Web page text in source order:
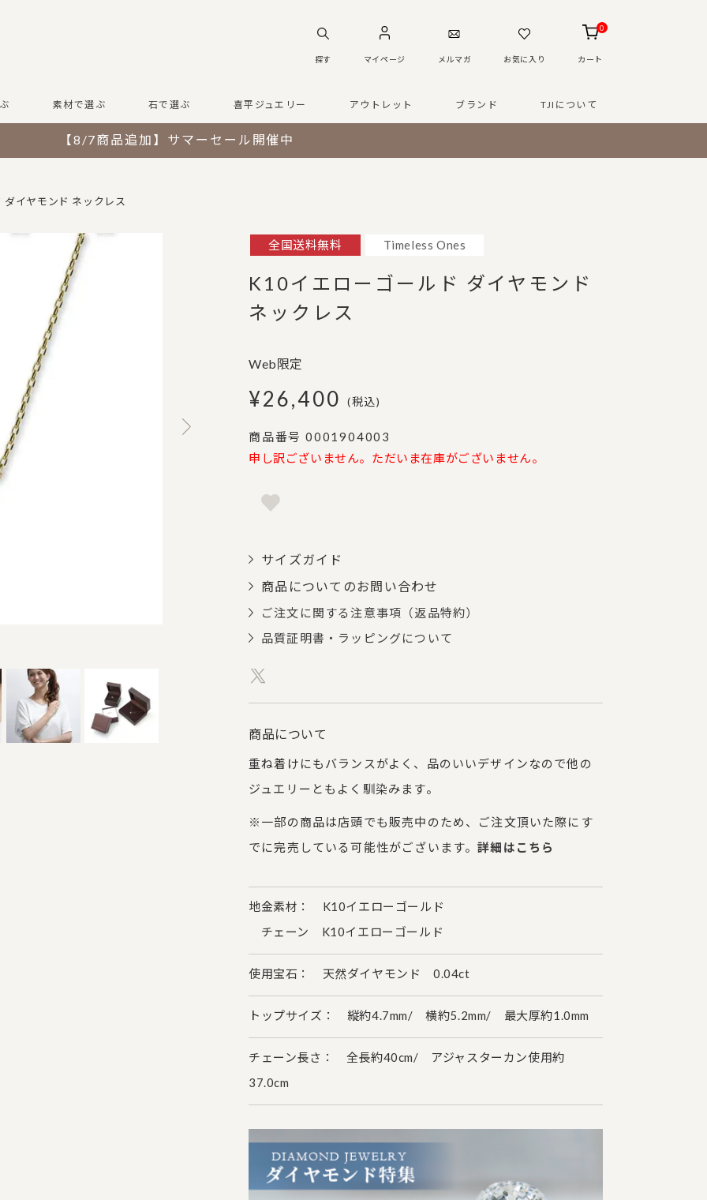
探す マイページ メルマガ お気に入り
0
カート
素材で選ぶ 石で選ぶ 喜平ジュエリー アウトレット ブランド TJIについて
【8/7商品追加】サマーセール開催中
イヤモンド ネックレス
全国送料無料 Timeless Ones
K10イエローゴールド ダイヤモンド
ネックレス
Web限定
¥26,400 税込
商品番号 0001904003
申し訳ございません。ただいま在庫がございません。
サイズガイド
商品についてのお問い合わせ
ご注文に関する注意事項（返品特約）
品質証明書・ラッピングについて
商品について
重ね着けにもバランスがよく、品のいいデザインなので他の
ジュエリーともよく馴染みます。
※一部の商品は店頭でも販売中のため、ご注文頂いた際にす
でに完売している可能性がございます。詳細はこちら
地金素材： K10イエローゴールド
チェーン K10イエローゴールド
使用宝石： 天然ダイヤモンド 0.04ct
トップサイズ： 縦約4.7mm/ 横約5.2mm/ 最大厚約1.0mm
チェーン長さ： 全長約40cm/ アジャスターカン使用約
37.0cm